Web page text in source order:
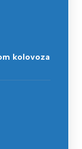
kolovoza